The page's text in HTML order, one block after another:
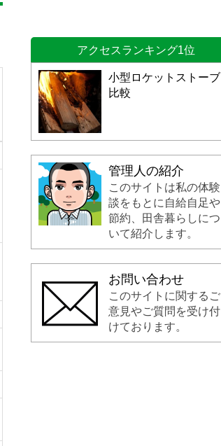
アクセスランキング1位
小型ロケットストーブ
比較
管理人の紹介
このサイトは私の体験
談をもとに自給自足や
節約、田舎暮らしにつ
いて紹介します。
お問い合わせ
このサイトに関するご
意見やご質問を受け付
けております。